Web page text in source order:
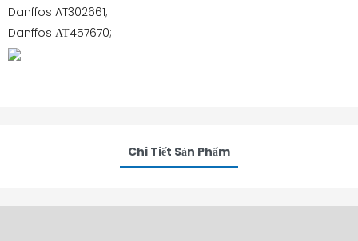
Danffos AT302661;
Danffos АТ457670;
Chi Tiết Sản Phẩm